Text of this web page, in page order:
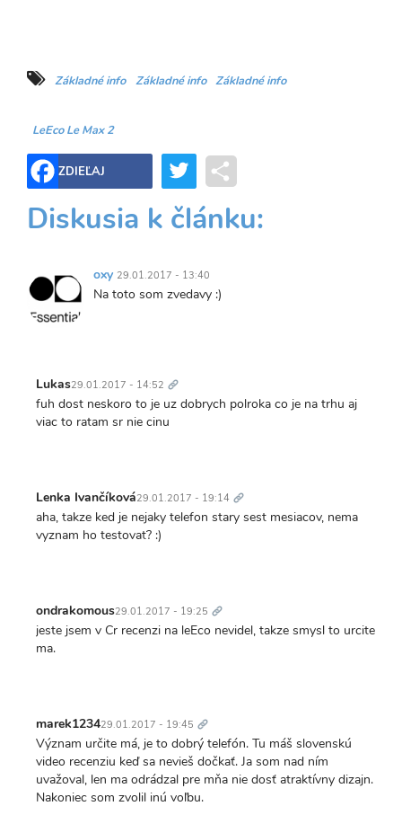
Základné info Základné info Základné info
LeEco Le Max 2
ZDIEĽAJ Twitter
Diskusia k článku:
oxy 29.01.2017 - 13:40
Na toto som zvedavy :)
Lukas29.01.2017 - 14:52 odkaz
fuh dost neskoro to je uz dobrych polroka co je na trhu aj
viac to ratam sr nie cinu
Lenka Ivančíková29.01.2017 - 19:14 odkaz
aha, takze ked je nejaky telefon stary sest mesiacov, nema
vyznam ho testovat? :)
ondrakomous29.01.2017 - 19:25 odkaz
jeste jsem v Cr recenzi na leEco nevidel, takze smysl to urcite
ma.
marek123429.01.2017 - 19:45 odkaz
Význam určite má, je to dobrý telefón. Tu máš slovenskú
video recenziu keď sa nevieš dočkať. Ja som nad ním
uvažoval, len ma odrádzal pre mňa nie dosť atraktívny dizajn.
Nakoniec som zvolil inú voľbu.